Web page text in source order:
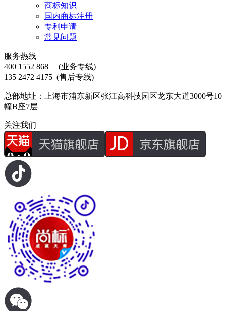
商标知识
国内商标注册
专利申请
常见问题
服务热线
400 1552 868
(业务专线)
135 2472 4175 (售后专线)
总部地址：上海市浦东新区张江高科技园区龙东大道3000号10
幢B座7层
关注我们